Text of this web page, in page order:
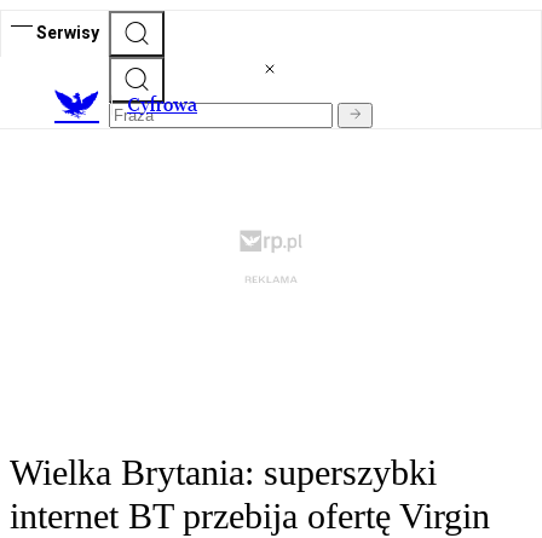
Serwisy
Cyfrowa
Wielka Brytania: superszybki
internet BT przebija ofertę Virgin